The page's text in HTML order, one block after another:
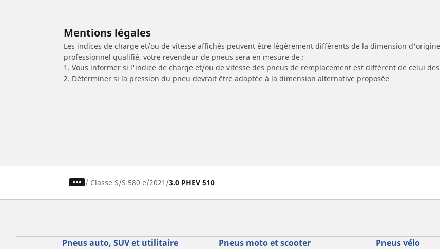
Mentions légales
Les indices de charge et/ou de vitesse affichés peuvent être légèrement différents de la dimension
professionnel qualifié, votre revendeur de pneus sera en mesure de :
1. Vous informer si l'indice de charge et/ou de vitesse des pneus de remplacement est différent de celui
2. Déterminer si la pression du pneu devrait être adaptée à la dimension alternative proposée
/ Classe S S 580 e 2021 3.0 PHEV 510
Pneus auto, SUV et utilitaire Pneus moto et scooter Pneus vélo